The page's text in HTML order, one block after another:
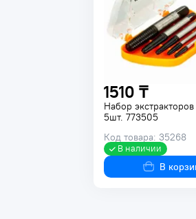
1510 ₸
Набор экстракторов
5шт. 773505
Код товара: 35268
В наличии
В